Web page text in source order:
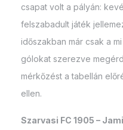
csapat volt a pályán:
felszabadult játék
időszakban már csak a
gólokat szerezve
mérkőzést a tabellán
ellen.
Szarvasi FC 1905 –